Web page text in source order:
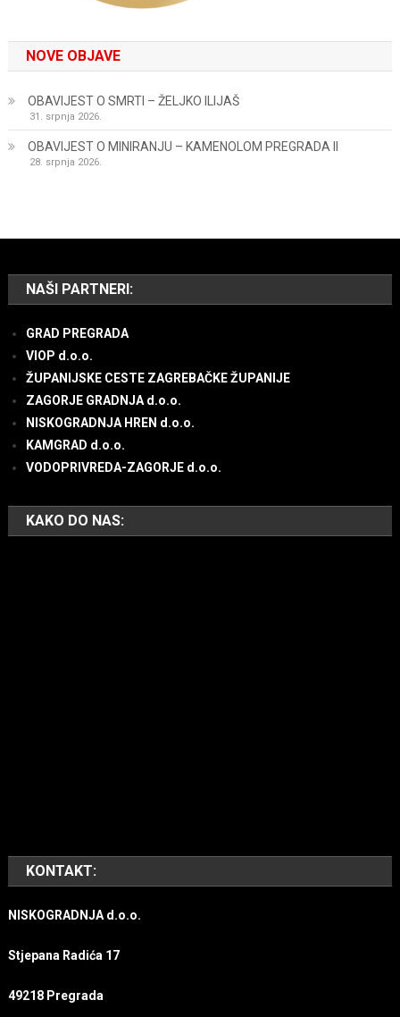
NOVE OBJAVE
OBAVIJEST O SMRTI – ŽELJKO ILIJAŠ
31. srpnja 2026.
OBAVIJEST O MINIRANJU – KAMENOLOM PREGRADA II
28. srpnja 2026.
NAŠI PARTNERI:
GRAD PREGRADA
VIOP d.o.o.
ŽUPANIJSKE CESTE ZAGREBAČKE ŽUPANIJE
ZAGORJE GRADNJA d.o.o.
NISKOGRADNJA HREN d.o.o.
KAMGRAD d.o.o.
VODOPRIVREDA-ZAGORJE d.o.o.
KAKO DO NAS:
KONTAKT:
NISKOGRADNJA d.o.o.
Stjepana Radića 17
49218 Pregrada